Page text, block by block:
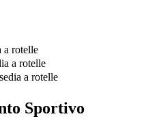
a rotelle
a rotelle
a rotelle
Sportivo